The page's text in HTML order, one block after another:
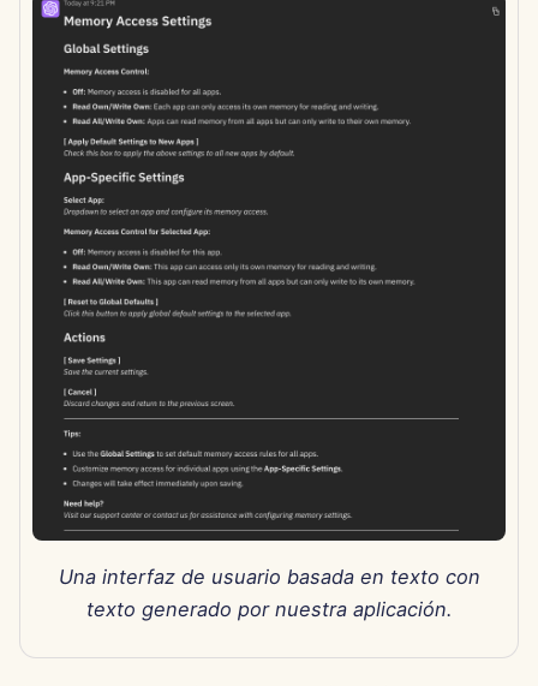
30 de mayo de 2025
23 de mayo de 2025
16 de mayo de 2025
9 de mayo de 2025
2 de mayo de 2025
25 de abril de 2025
18 de abril de 2025
11 de abril de 2025
4 de abril de 2025
28 de marzo de 2025
Una interfaz de usuario basada en texto con
texto generado por nuestra aplicación.